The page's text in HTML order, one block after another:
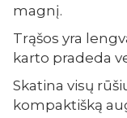
magnį.
Trąšos yra
karto pradeda
Skatina visų
kompaktišką